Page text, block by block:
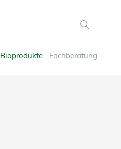
Bioprodukte Fachberatung